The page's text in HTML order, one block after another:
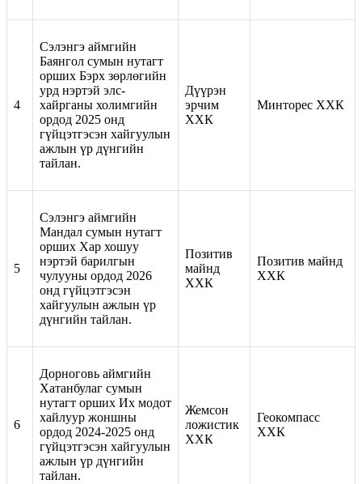
4
Сэлэнгэ аймгийн
Баянгол сумын нутагт
орших Бэрх зөрлөгийн
урд нэртэй элс-
хайрганы холимгийн
ордод 2025 онд
гүйцэтгэсэн хайгуулын
ажлын үр дүнгийн
тайлан.
Дүүрэн
эрчим
ХХК
Минторес ХХК
5
Сэлэнгэ аймгийн
Мандал сумын нутагт
орших Хар хошуу
нэртэй барилгын
чулууны ордод 2026
онд гүйцэтгэсэн
хайгуулын ажлын үр
дүнгийн тайлан.
Позитив
майнд
ХХК
Позитив майнд
ХХК
6
Дорноговь аймгийн
Хатанбулаг сумын
нутагт орших Их модот
хайлуур жоншны
ордод 2024-2025 онд
гүйцэтгэсэн хайгуулын
ажлын үр дүнгийн
тайлан.
Жемсон
ложистик
ХХК
Геокомпасс
ХХК